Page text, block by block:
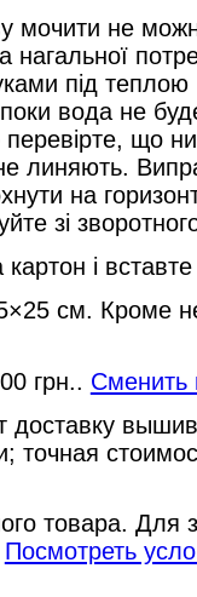
мочити не
під
вода не
що
линяють.
на
зі
і
см. Кроме
грн.. Сменить
доставку
точная
товара. Для
Посмотреть